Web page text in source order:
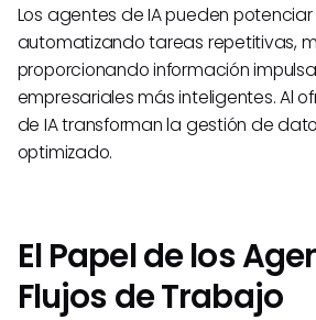
Los agentes de IA pueden
automatizando tareas repetitivas,
proporcionando información
empresariales más inteligentes. Al
de IA transforman la gestión de
optimizado.
El Papel de los
Flujos de Trabajo